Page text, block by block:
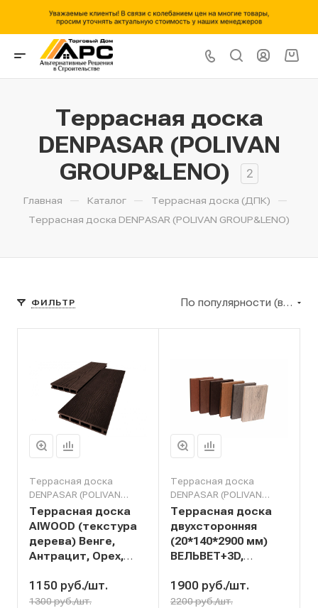
Террасная доска
DENPASAR (POLIVAN
GROUP&LENO)
2
Главная — Каталог — Террасная доска (ДПК) —
Террасная доска DENPASAR (POLIVAN GROUP&LENO)
ФИЛЬТР По популярности (возрастание)
Террасная доска
DENPASAR (POLIVAN
GROUP&LENO)
Террасная доска
AIWOOD (текстура
дерева) Венге,
Антрацит, Орех,
1150 руб./шт.
1300 руб./шт.
Террасная доска
DENPASAR (POLIVAN
GROUP&LENO)
Террасная доска
двухсторонняя
(20*140*2900 мм)
ВЕЛЬВЕТ+3D,
DENPASAR, ДПК,
цвет: чёрный,
1900 руб./шт.
2200 руб./шт.